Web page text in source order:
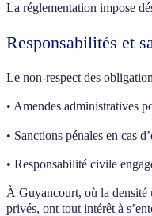
La réglementation impose
Responsabilités et
Le non-respect des
• Amendes administratives
• Sanctions pénales en cas
• Responsabilité civile
À Guyancourt, où la densité
privés, ont tout intérêt à